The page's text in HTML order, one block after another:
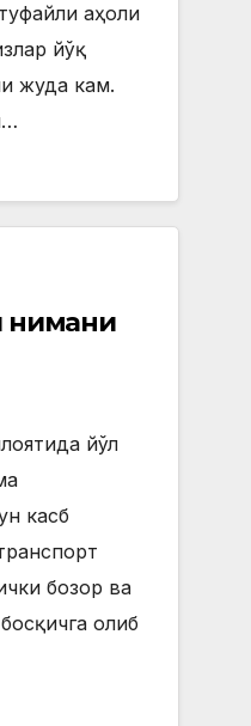
аҳоли
йўқ
жуда кам.
нимани
йўл
касб
бозор ва
олиб